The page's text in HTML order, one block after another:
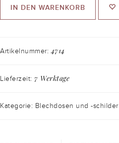
IN DEN WARENKORB
Artikelnummer:4714
Lieferzeit: 7 Werktage
Kategorie: Blechdosen und -schilder